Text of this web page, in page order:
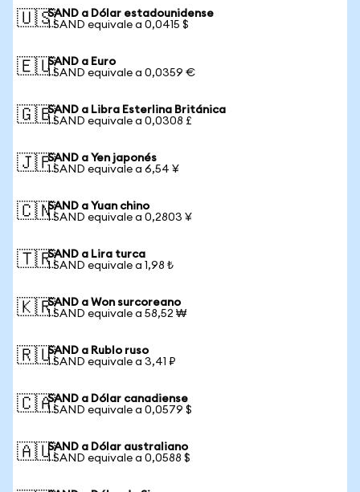
🇺🇸SAND a Dólar estadounidense
1 SAND equivale a 0,0415 $
🇪🇺SAND a Euro
1 SAND equivale a 0,0359 €
🇬🇧SAND a Libra Esterlina Británica
1 SAND equivale a 0,0308 £
🇯🇵SAND a Yen japonés
1 SAND equivale a 6,54 ¥
🇨🇳SAND a Yuan chino
1 SAND equivale a 0,2803 ¥
🇹🇷SAND a Lira turca
1 SAND equivale a 1,98 ₺
🇰🇷SAND a Won surcoreano
1 SAND equivale a 58,52 ₩
🇷🇺SAND a Rublo ruso
1 SAND equivale a 3,41 ₽
🇨🇦SAND a Dólar canadiense
1 SAND equivale a 0,0579 $
🇦🇺SAND a Dólar australiano
1 SAND equivale a 0,0588 $